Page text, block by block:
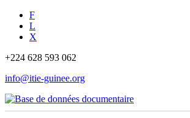
F
L
X
+224 628 593 062
info@itie-guinee.org